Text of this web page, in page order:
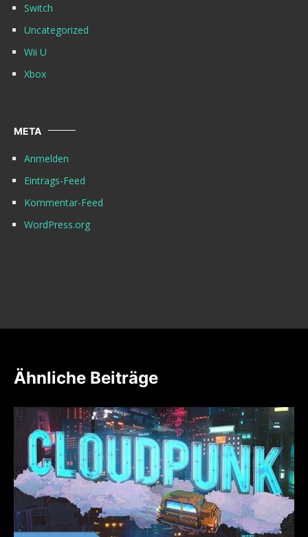
Switch
Uncategorized
Wii U
Xbox
META
Anmelden
Eintrags-Feed
Kommentar-Feed
WordPress.org
Ähnliche Beiträge